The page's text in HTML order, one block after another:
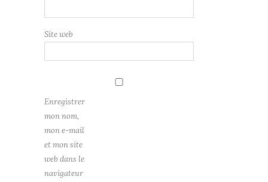
Site web
Enregistrer
mon nom,
mon e-mail
et mon site
web dans le
navigateur